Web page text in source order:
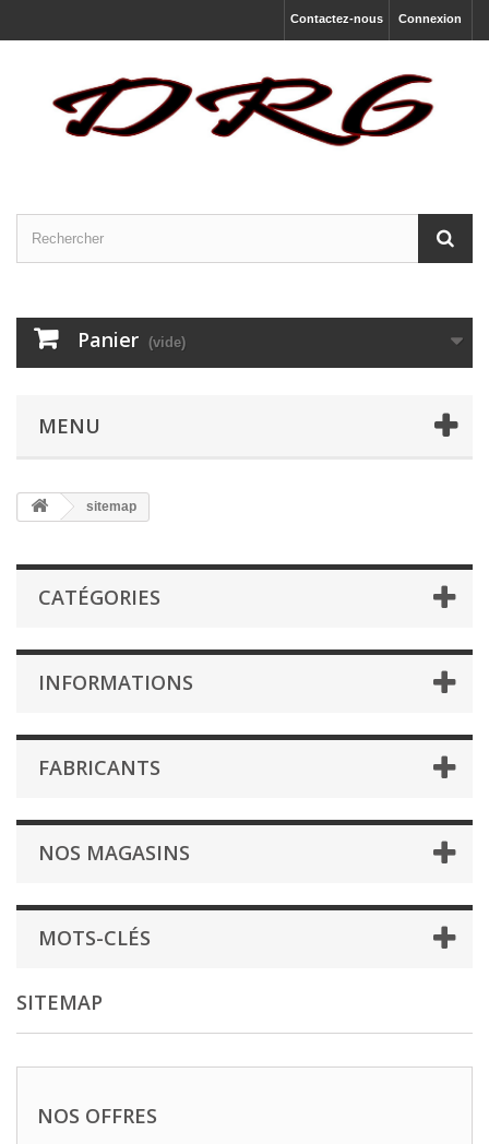
Connexion
Contactez-nous
Panier (vide)
MENU
sitemap
CATÉGORIES
INFORMATIONS
FABRICANTS
NOS MAGASINS
MOTS-CLÉS
SITEMAP
NOS OFFRES